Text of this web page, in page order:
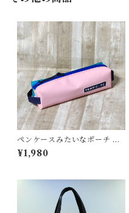
ペンケースみたいなポーチ ＜
K-0661＞
¥1,980